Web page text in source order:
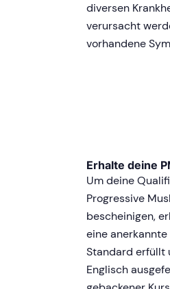
diversen
verursacht
vorhandene
Erhalte deine
Um deine
Progressive
bescheinigen,
eine anerkannte
Standard erfüllt
Englisch